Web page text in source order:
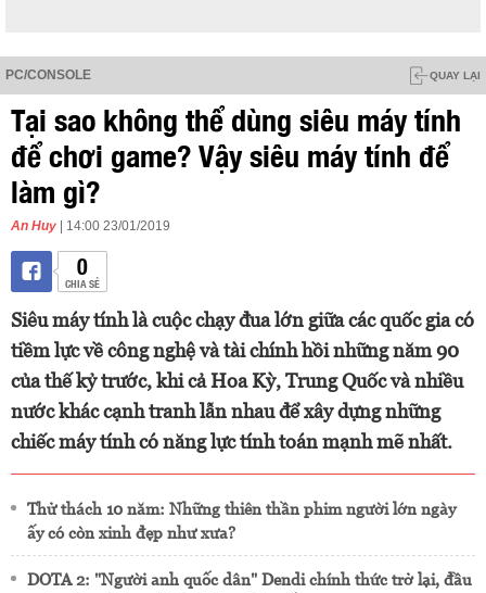
PC/CONSOLE QUAY LẠI
Tại sao không thể dùng siêu máy tính
để chơi game? Vậy siêu máy tính để
làm gì?
An Huy | 14:00 23/01/2019
0
CHIA SẺ
Siêu máy tính là cuộc chạy đua lớn giữa các quốc gia có
tiềm lực về công nghệ và tài chính hồi những năm 90
của thế kỷ trước, khi cả Hoa Kỳ, Trung Quốc và nhiều
nước khác cạnh tranh lẫn nhau để xây dựng những
chiếc máy tính có năng lực tính toán mạnh mẽ nhất.
Thử thách 10 năm: Những thiên thần phim người lớn ngày
ấy có còn xinh đẹp như xưa?
DOTA 2: "Người anh quốc dân" Dendi chính thức trở lại, đầu